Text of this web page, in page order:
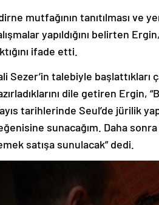
mutfağının tanıtılması ve
yapıldığını belirten
ifade etti.
Sezer’in talebiyle başlattıkları
dile getiren Ergin,
tarihlerinde Seul’de jürilik
sunacağım. Daha sonra
satışa sunulacak” dedi.